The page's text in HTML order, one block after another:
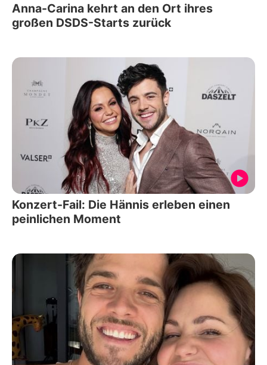
Anna-Carina kehrt an den Ort ihres
großen DSDS-Starts zurück
Konzert-Fail: Die Hännis erleben einen
peinlichen Moment